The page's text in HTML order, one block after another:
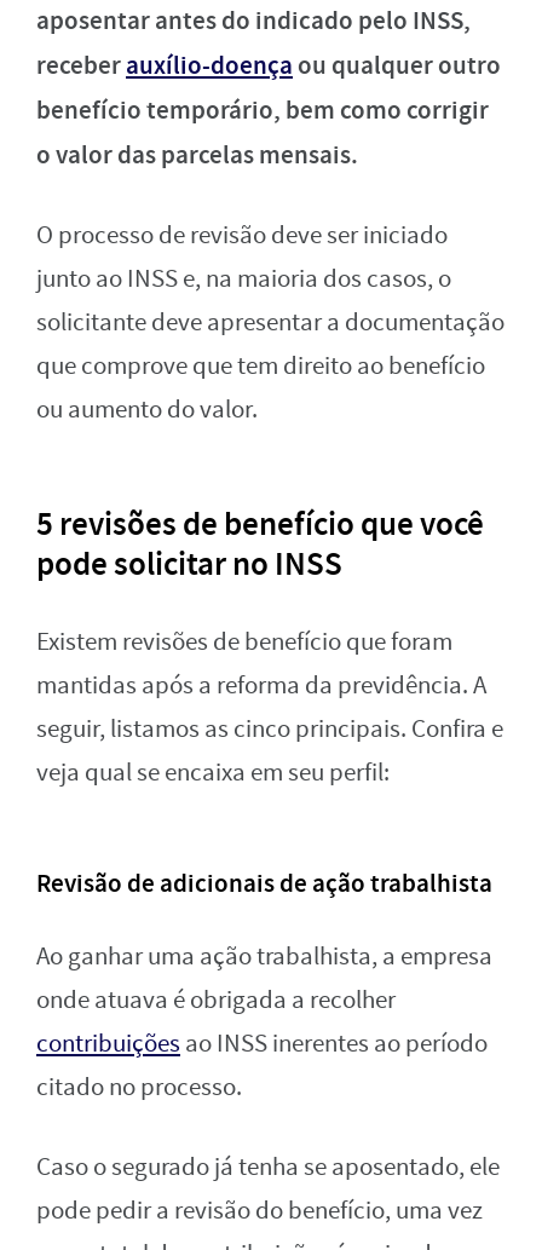
aposentar antes do indicado pelo INSS,
receberauxílio-doença ou qualquer outro
benefício temporário, bem como corrigir
o valor das parcelas mensais.
O processo de revisão deve ser iniciado
junto ao INSS e, na maioria dos casos, o
solicitante deve apresentar a documentação
que comprove que tem direito ao benefício
ou aumento do valor.
5 revisões de benefício que você
pode solicitar no INSS
Existem revisões de benefício que foram
mantidas após a reforma da previdência. A
seguir, listamos as cinco principais. Confira e
veja qual se encaixa em seu perfil:
Revisão de adicionais de ação trabalhista
Ao ganhar uma ação trabalhista, a empresa
onde atuava é obrigada a recolher
contribuições ao INSS inerentes ao período
citado no processo.
Caso o segurado já tenha se aposentado, ele
pode pedir a revisão do benefício, uma vez